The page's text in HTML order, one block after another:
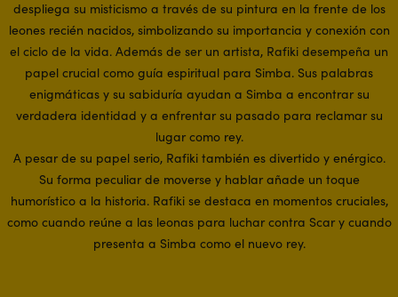
despliega su misticismo a través de su pintura en la frente de los
leones recién nacidos, simbolizando su importancia y conexión con
el ciclo de la vida. Además de ser un artista, Rafiki desempeña un
papel crucial como guía espiritual para Simba. Sus palabras
enigmáticas y su sabiduría ayudan a Simba a encontrar su
verdadera identidad y a enfrentar su pasado para reclamar su
lugar como rey.
A pesar de su papel serio, Rafiki también es divertido y enérgico.
Su forma peculiar de moverse y hablar añade un toque
humorístico a la historia. Rafiki se destaca en momentos cruciales,
como cuando reúne a las leonas para luchar contra Scar y cuando
presenta a Simba como el nuevo rey.